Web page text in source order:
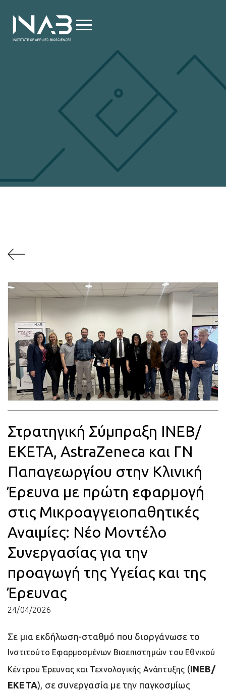
Στρατηγική Σύμπραξη ΙΝΕΒ/
ΕΚΕΤΑ, AstraZeneca και ΓΝ
Παπαγεωργίου στην Κλινική
Έρευνα με πρώτη εφαρμογή
στις Μικροαγγειοπαθητικές
Αναιμίες: Νέο Μοντέλο
Συνεργασίας για την
προαγωγή της Υγείας και της
Έρευνας
24/04/2026
Σε μια εκδήλωση-σταθμό που διοργάνωσε το
Ινστιτούτο Εφαρμοσμένων Βιοεπιστημών του Εθνικού
Κέντρου Έρευνας και Τεχνολογικής Ανάπτυξης (ΙΝΕΒ/
ΕΚΕΤΑ), σε συνεργασία με την παγκοσμίως